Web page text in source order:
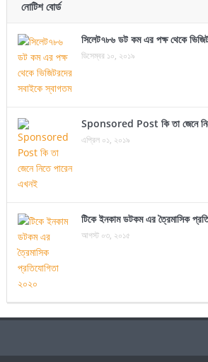
নোটিশ বোর্ড
সিলেট৭৮৬ ডট কম এর পক্ষ থেকে
ডিসেম্বর ১০, ২০১৯
Sponsored Post কি তা জেনে
এপ্রিল ০১, ২০১৯
টিকে ইনকাম ডটকম এর ত্রৈমাসিক
আগস্ট ০৩, ২০১৫